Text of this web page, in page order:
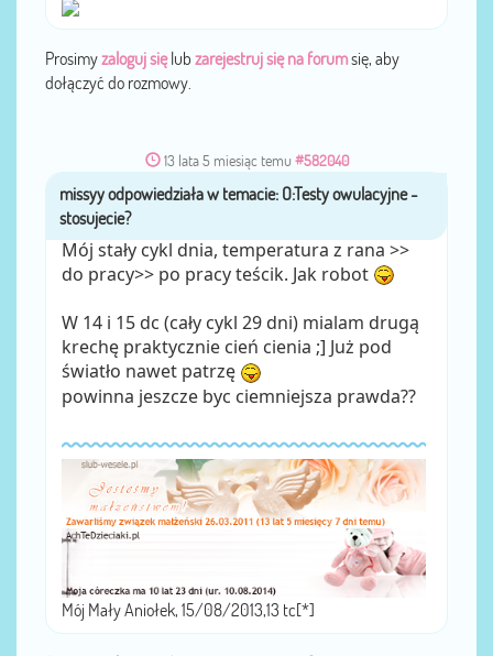
Prosimyzaloguj sięlub zarejestruj się na forumsię, aby
dołączyć do rozmowy.
13 lata 5 miesiąc temu #582040
przezmissyy
Mój stały cykl dnia, temperatura z rana >>
do pracy>> po pracy teścik. Jak robot
W 14 i 15 dc (cały cykl 29 dni) mialam drugą
krechę praktycznie cień cienia ;] Już pod
światło nawet patrzę
powinna jeszcze byc ciemniejsza prawda??
Mój Mały Aniołek, 15/08/2013,13 tc[*]